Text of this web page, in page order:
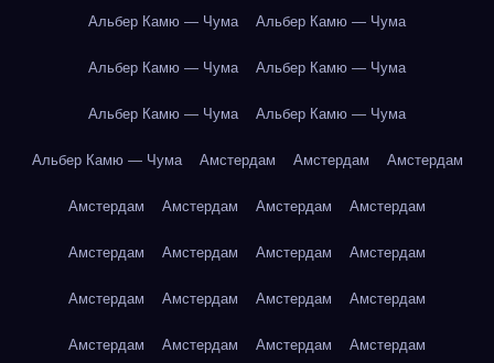
Альбер Камю — Чума Альбер Камю — Чума
Альбер Камю — Чума Альбер Камю — Чума
Альбер Камю — Чума Альбер Камю — Чума
Альбер Камю — Чума Амстердам Амстердам Амстердам
Амстердам Амстердам Амстердам Амстердам
Амстердам Амстердам Амстердам Амстердам
Амстердам Амстердам Амстердам Амстердам
Амстердам Амстердам Амстердам Амстердам